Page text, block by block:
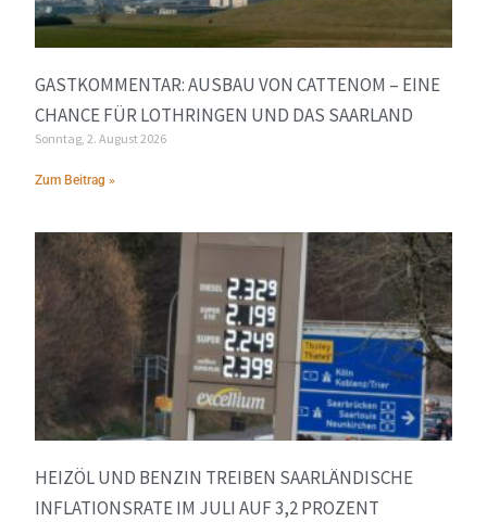
GASTKOMMENTAR: AUSBAU VON CATTENOM – EINE
CHANCE FÜR LOTHRINGEN UND DAS SAARLAND
Sonntag, 2. August 2026
Zum Beitrag »
HEIZÖL UND BENZIN TREIBEN SAARLÄNDISCHE
INFLATIONSRATE IM JULI AUF 3,2 PROZENT